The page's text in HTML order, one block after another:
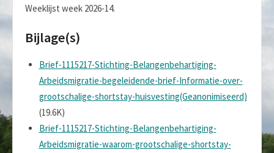
Weeklijst week 2026-14.
Bijlage(s)
Brief-1115217-Stichting-Belangenbehartiging-
Arbeidsmigratie-begeleidende-brief-Informatie-over-
grootschalige-shortstay-huisvesting(Geanonimiseerd)
(19.6K)
Brief-1115217-Stichting-Belangenbehartiging-
Arbeidsmigratie-waarom-grootschalige-shortstay-